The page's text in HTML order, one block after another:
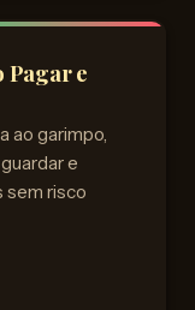
Pagar e
ao garimpo,
e
sem risco